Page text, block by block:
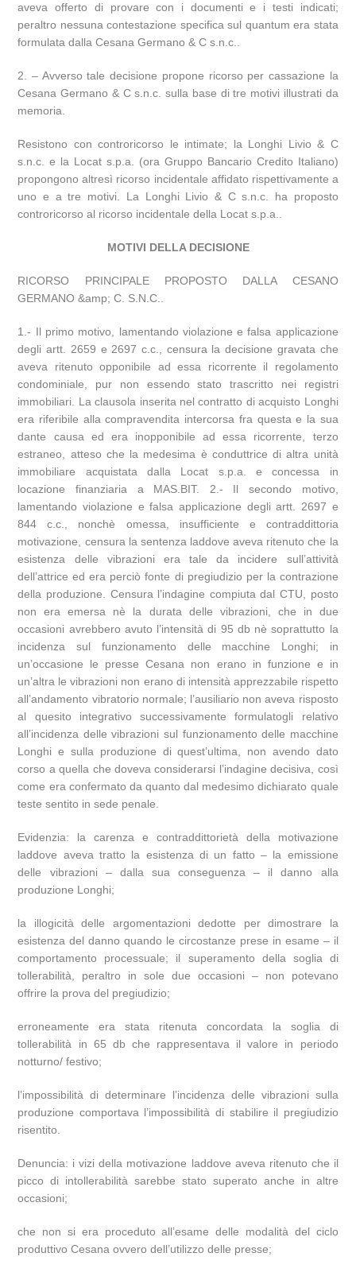
aveva offerto di provare con i documenti e i testi indicati;
peraltro nessuna contestazione specifica sul quantum era stata
formulata dalla Cesana Germano & C s.n.c..
2. – Avverso tale decisione propone ricorso per cassazione la
Cesana Germano & C s.n.c. sulla base di tre motivi illustrati da
memoria.
Resistono con controricorso le intimate; la Longhi Livio & C
s.n.c. e la Locat s.p.a. (ora Gruppo Bancario Credito Italiano)
propongono altresì ricorso incidentale affidato rispettivamente a
uno e a tre motivi. La Longhi Livio & C s.n.c. ha proposto
controricorso al ricorso incidentale della Locat s.p.a..
MOTIVI DELLA DECISIONE
RICORSO PRINCIPALE PROPOSTO DALLA CESANO
GERMANO &amp; C. S.N.C..
1.- Il primo motivo, lamentando violazione e falsa applicazione
degli artt. 2659 e 2697 c.c., censura la decisione gravata che
aveva ritenuto opponibile ad essa ricorrente il regolamento
condominiale, pur non essendo stato trascritto nei registri
immobiliari. La clausola inserita nel contratto di acquisto Longhi
era riferibile alla compravendita intercorsa fra questa e la sua
dante causa ed era inopponibile ad essa ricorrente, terzo
estraneo, atteso che la medesima è conduttrice di altra unità
immobiliare acquistata dalla Locat s.p.a. e concessa in
locazione finanziaria a MAS.BIT. 2.- Il secondo motivo,
lamentando violazione e falsa applicazione degli artt. 2697 e
844 c.c., nonchè omessa, insufficiente e contraddittoria
motivazione, censura la sentenza laddove aveva ritenuto che la
esistenza delle vibrazioni era tale da incidere sull’attività
dell’attrice ed era perciò fonte di pregiudizio per la contrazione
della produzione. Censura l’indagine compiuta dal CTU, posto
non era emersa nè la durata delle vibrazioni, che in due
occasioni avrebbero avuto l’intensità di 95 db nè soprattutto la
incidenza sul funzionamento delle macchine Longhi; in
un’occasione le presse Cesana non erano in funzione e in
un’altra le vibrazioni non erano di intensità apprezzabile rispetto
all’andamento vibratorio normale; l’ausiliario non aveva risposto
al quesito integrativo successivamente formulatogli relativo
all’incidenza delle vibrazioni sul funzionamento delle macchine
Longhi e sulla produzione di quest’ultima, non avendo dato
corso a quella che doveva considerarsi l’indagine decisiva, così
come era confermato da quanto dal medesimo dichiarato quale
teste sentito in sede penale.
Evidenzia: la carenza e contraddittorietà della motivazione
laddove aveva tratto la esistenza di un fatto – la emissione
delle vibrazioni – dalla sua conseguenza – il danno alla
produzione Longhi;
la illogicità delle argomentazioni dedotte per dimostrare la
esistenza del danno quando le circostanze prese in esame – il
comportamento processuale; il superamento della soglia di
tollerabilità, peraltro in sole due occasioni – non potevano
offrire la prova del pregiudizio;
erroneamente era stata ritenuta concordata la soglia di
tollerabilità in 65 db che rappresentava il valore in periodo
notturno/ festivo;
l’impossibilità di determinare l’incidenza delle vibrazioni sulla
produzione comportava l’impossibilità di stabilire il pregiudizio
risentito.
Denuncia: i vizi della motivazione laddove aveva ritenuto che il
picco di intollerabilità sarebbe stato superato anche in altre
occasioni;
che non si era proceduto all’esame delle modalità del ciclo
produttivo Cesana ovvero dell’utilizzo delle presse;